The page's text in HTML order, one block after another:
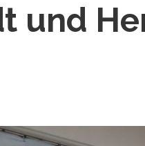
und